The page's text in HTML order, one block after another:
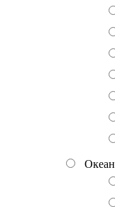
Океан